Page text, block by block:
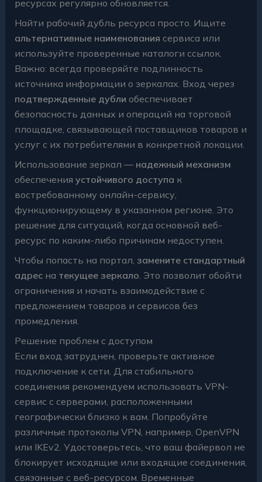
ресурсах регулярно обновляется.
Найти рабочий дубль ресурса просто. Ищите
альтернативные наименования сервиса или
используйте проверенные каталоги ссылок.
Важно: всегда проверяйте подлинность
источника информации о зеркалах. Вход через
подтвержденные дубли обеспечивает
безопасность данных и операций на торговой
площадке, связывающей поставщиков товаров и
услуг с их потребителями в конкретной локации.
Использование зеркал — надежный механизм
обеспечения устойчивого доступа к
востребованному онлайн-сервису,
функционирующему в указанном регионе. Это
решение для ситуаций, когда основной веб-
ресурс по каким-либо причинам недоступен.
Чтобы попасть на портал, замените стандартный
адресна текущее зеркало . Это позволит обойти
ограничения и начать взаимодействие с
предложением товаров и сервисов без
промедления.
Решение проблем с доступом
Если вход затруднен, проверьте активное
подключение к сети. Для стабильного
соединения рекомендуем использовать VPN-
сервис с серверами, расположенными
географически близко к вам. Попробуйте
различные протоколы VPN, например, OpenVPN
или IKEv2. Удостоверьтесь, что ваш файервол не
блокирует исходящие или входящие соединения,
связанные с веб-ресурсом. Временные